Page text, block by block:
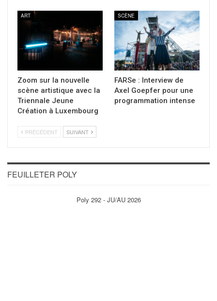
ART
Zoom sur la nouvelle
scène artistique avec la
Triennale Jeune
Création à Luxembourg
SCÈNE
FARSe : Interview de
Axel Goepfer pour une
programmation intense
PRÉCÉDENT SUIVANT
FEUILLETER POLY
Poly 292 - JU/AU 2026